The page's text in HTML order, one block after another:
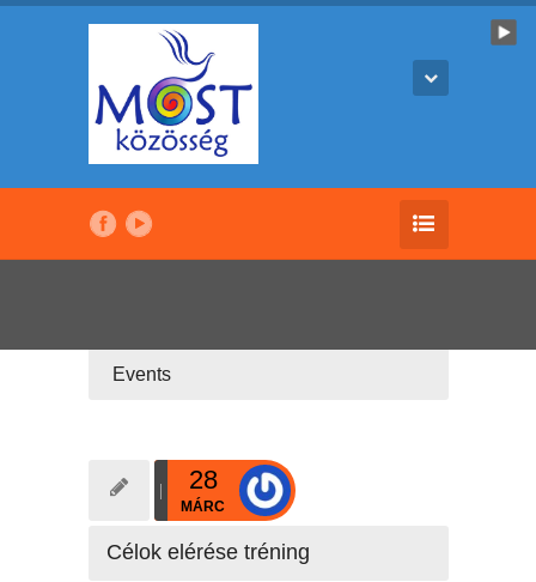
Events
28
MÁRC
Célok elérése tréning